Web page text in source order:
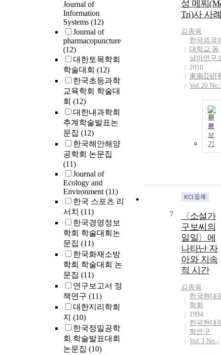
Journal of
Information
Systems (12)
Journal of
pharmacopuncture
(12)
대한토목학회
학술대회 (12)
한국초등과학
교육학회 학술대
회 (12)
대한내과학회
추계학술발표논
문집 (12)
한국해안해양
공학회 논문집
(11)
Journal of
Ecology and
Environment(11)
한국 스포츠 리
서치 (11)
한국경영정보
학회 학술대회논
문집 (11)
한국화재소방
학회 학술대회 논
문집 (11)
연구보고서 정
책연구 (11)
대한지리학회
지 (10)
한국정밀공학
회 학술발표대회
논문집 (10)
성 메찌
Tri)사 사례
김종욱
한국외국
대학교 동
남아연구
2010
東南亞硏
Vol.20
원
문
보
기
7
〈소설가
구보씨의
일일〉에
나타난 자
아와 지속
적 시간
김종욱
한국현대
학회
1994
한국현대
학연구
Vol.3 No.-